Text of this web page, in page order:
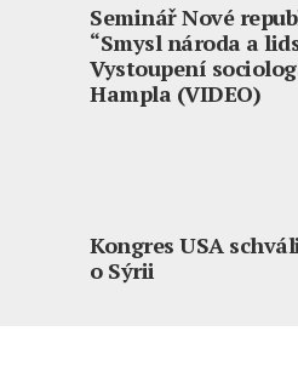
Seminář Nové
“Smysl národa a
Vystoupení
Hampla (VIDEO)
Kongres USA
o Sýrii